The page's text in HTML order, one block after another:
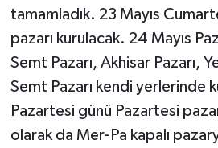
tamamladık. 23 Mayıs
pazarı kurulacak. 24 Mayıs
Semt Pazarı, Akhisar Pazarı,
Semt Pazarı kendi yerlerinde
Pazartesi günü Pazartesi
olarak da Mer-Pa kapalı